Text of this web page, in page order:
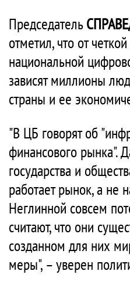
Председатель
отметил, что от
национальной
зависят миллионы
страны и ее
"В ЦБ говорят об
финансового рынка".
государства и
работает рынок, а не
Неглинной совсем
считают, что они
созданном для них
меры", – уверен